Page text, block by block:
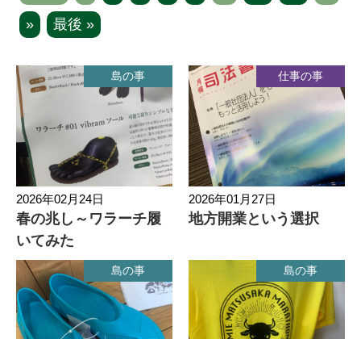
» 最後 »
島の事
2026年02月24日
春の兆し～ワラーチ履
いてみた
仕事の事
2026年01月27日
地方開業という選択
島の事 島の事